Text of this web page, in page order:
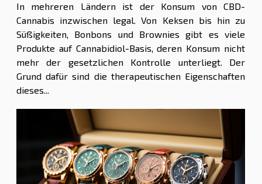
In mehreren Ländern ist der Konsum von CBD-
Cannabis inzwischen legal. Von Keksen bis hin zu
Süßigkeiten, Bonbons und Brownies gibt es viele
Produkte auf Cannabidiol-Basis, deren Konsum nicht
mehr der gesetzlichen Kontrolle unterliegt. Der
Grund dafür sind die therapeutischen Eigenschaften
dieses...